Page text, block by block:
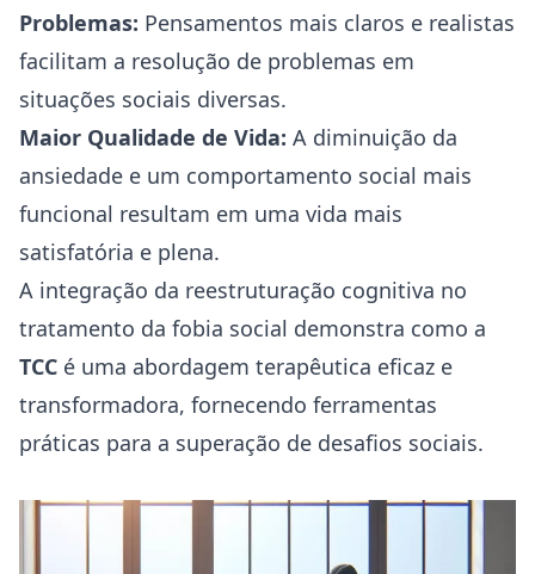
Problemas: Pensamentos mais claros e realistas
facilitam a resolução de problemas em
situações sociais diversas.
Maior Qualidade de Vida: A diminuição da
ansiedade e um comportamento social mais
funcional resultam em uma vida mais
satisfatória e plena.
A integração da reestruturação cognitiva no
tratamento da fobia social demonstra como a
TCC é uma abordagem terapêutica eficaz e
transformadora, fornecendo ferramentas
práticas para a superação de desafios sociais.